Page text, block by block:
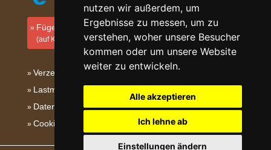
nutzen wir außerdem, um
Ergebnisse zu messen, um zu
verstehen, woher unsere Besucher
kommen oder um unsere Website
weiter zu entwickeln.
Alle akzeptieren
Ich lehne ab
Einstellungen ändern
Fügen Sie Ihre Unterkunft hinzu
(auf Kroatisch)
Verzeichnis der Unterkunft
Lastminute Kvarner
Datenschutz
Cookies